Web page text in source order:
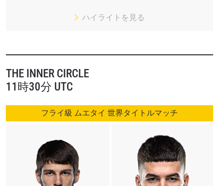
ハイライトを見る
THE INNER CIRCLE
11時30分 UTC
フライ級 ムエタイ 世界タイトルマッチ